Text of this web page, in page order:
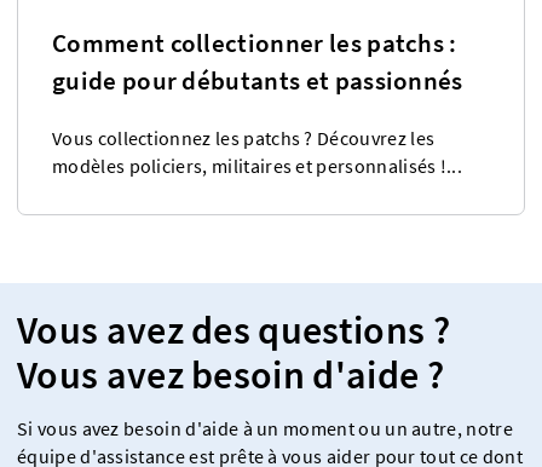
Comment collectionner les patchs :
guide pour débutants et passionnés
Vous collectionnez les patchs ? Découvrez les
modèles policiers, militaires et personnalisés !...
Vous avez des questions ?
Vous avez besoin d'aide ?
Si vous avez besoin d'aide à un moment ou un autre, notre
équipe d'assistance est prête à vous aider pour tout ce dont